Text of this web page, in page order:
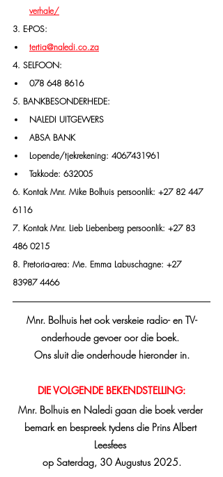
verhale/
3. E-POS:
tertia@naledi.co.za
4. SELFOON:
078 648 8616
5. BANKBESONDERHEDE:
NALEDI UITGEWERS
ABSA BANK
Lopende/tjekrekening: 4067431961
Takkode: 632005
6. Kontak Mnr. Mike Bolhuis persoonlik: +27 82 447
6116
7. Kontak Mnr. Lieb Liebenberg persoonlik: +27 83
486 0215
8. Pretoria-area: Me. Emma Labuschagne: +27
83987 4466
Mnr. Bolhuis het ook verskeie radio- en TV-
onderhoude gevoer oor die boek.
Ons sluit die onderhoude hieronder in.
DIE VOLGENDE BEKENDSTELLING:
Mnr. Bolhuis en Naledi gaan die boek verder
bemark en bespreek tydens die Prins Albert
Leesfees
op Saterdag, 30 Augustus 2025.